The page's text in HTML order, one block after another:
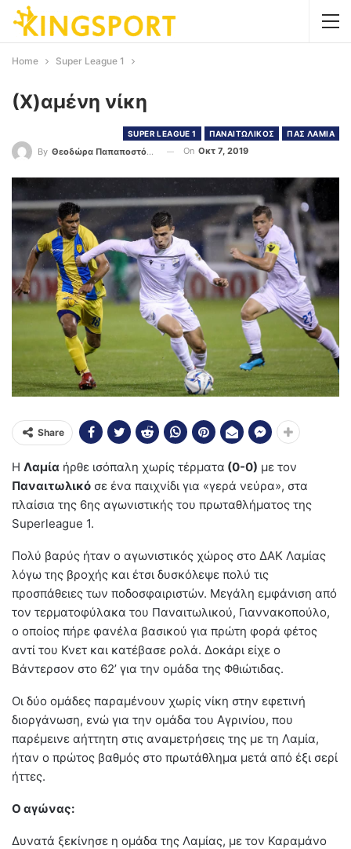
Home Super League 1
(Χ)αμένη νίκη
SUPER LEAGUE 1 ΠΑΝΑΙΤΩΛΙΚΟΣ ΠΑΣ ΛΑΜΙΑ
By Θεοδώρα Παπαποστόλου On Οκτ 7, 2019
Share
Η Λαμία ήρθε ισόπαλη χωρίς τέρματα (0-0) με τον
Παναιτωλικό σε ένα παιχνίδι για «γερά νεύρα», στα
πλαίσια της 6ης αγωνιστικής του πρωταθλήματος της
Superleague 1.
Πολύ βαρύς ήταν ο αγωνιστικός χώρος στο ΔΑΚ Λαμίας
λόγω της βροχής και έτσι δυσκόλεψε πολύ τις
προσπάθειες των ποδοσφαιριστών. Μεγάλη εμφάνιση από
τον τερματοφύλακα του Παναιτωλικού, Γιαννακοπούλο,
ο οποίος πήρε φανέλα βασικού για πρώτη φορά φέτος
αντί του Κνετ και κατέβασε ρολά. Δοκάρι είχε ο
Βάντερσον στο 62’ για την ομάδα της Φθιώτιδας.
Οι δύο ομάδες παραμένουν χωρίς νίκη στην εφετινή
διοργάνωση, ενώ για την ομάδα του Αγρινίου, που
παρέμεινε αήττητη στις αναμετρήσεις της με τη Λαμία,
ήταν ο πρώτος βαθμός στο πρωτάθλημα μετά από έξι σερί
ήττες.
Ο αγώνας:
Δυνατά ξεκίνησε η ομάδα της Λαμίας, με τον Καραμάνο